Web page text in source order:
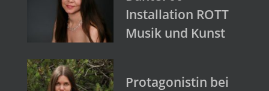
Installation ROTT
Musik und Kunst
Protagonistin bei